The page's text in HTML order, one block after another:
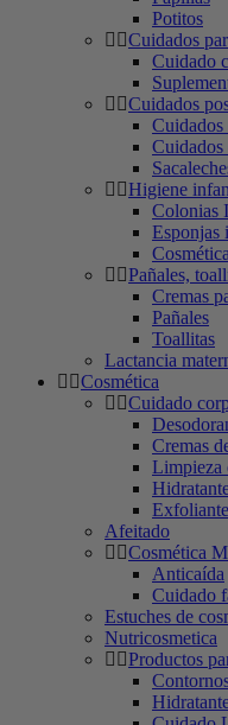
Potitos
Cuidados
Cuidado
Cuidados
Cuidados
Cuidados
Higiene
Colonias
Esponjas
Pañales,
Cremas
Pañales
Toallitas
Lactancia
Cosmética
Cuidado
Cremas
Limpieza
Afeitado
Cosmética
Anticaída
Cuidado
Estuches de
Nutricosmetica
Productos